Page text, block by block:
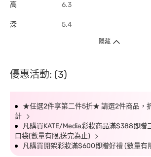
高 6.3
深 5.4
隱藏
優惠活動: (3)
★任選2件享第二件5折★ 請選2件商品，
計
凡購買KATE/Media彩妝商品滿$388即贈
口袋(數量有限,送完為止)
凡購買開架彩妝滿$600即贈好禮 (數量有